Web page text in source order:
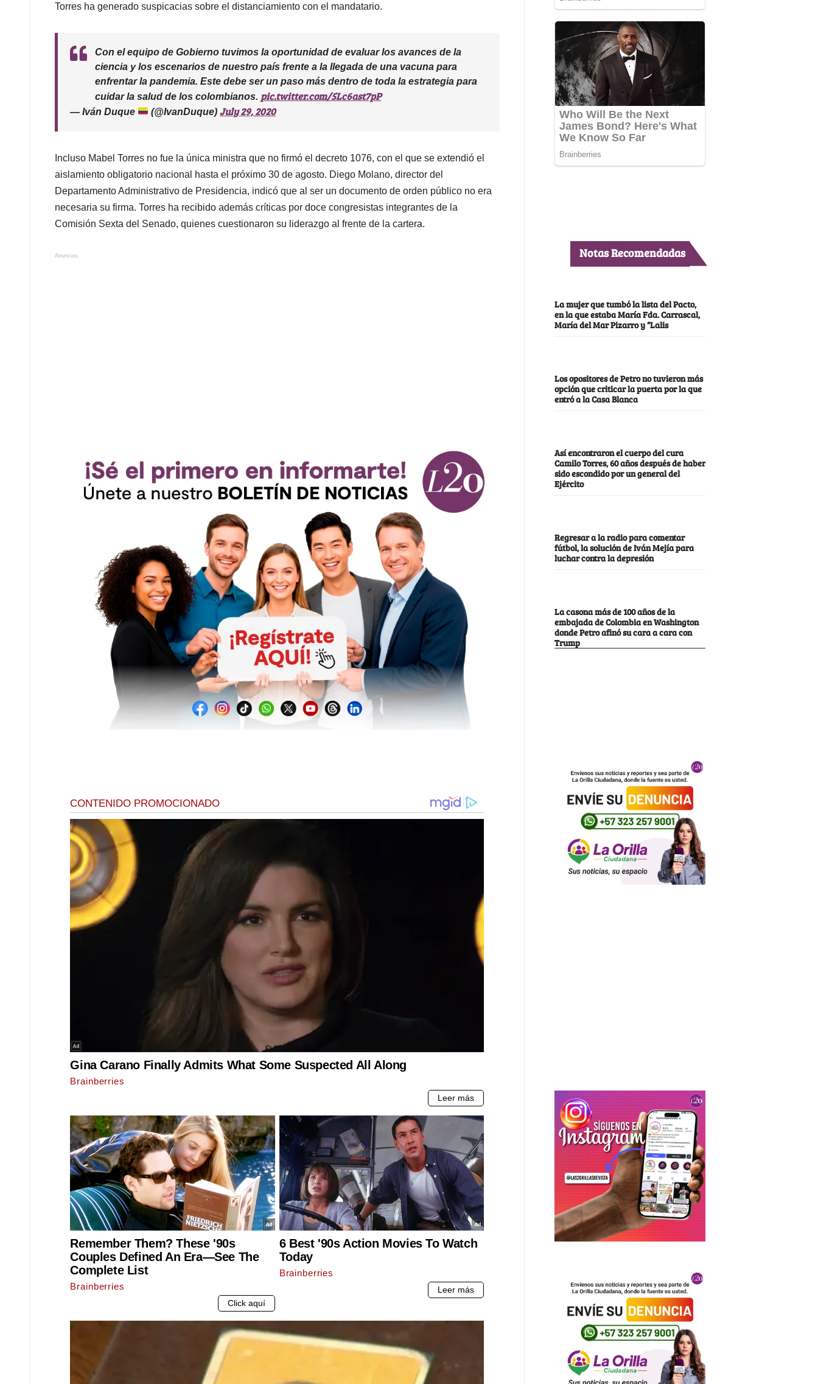
Torres ha generado suspicacias sobre el distanciamiento con el mandatario.
Con el equipo de Gobierno tuvimos la oportunidad de evaluar los avances de la
ciencia y los escenarios de nuestro país frente a la llegada de una vacuna para
enfrentar la pandemia. Este debe ser un paso más dentro de toda la estrategia para
cuidar la salud de los colombianos. pic.twitter.com/5Lc6ast7pP
— Iván Duque (@IvanDuque)July 29, 2020
Incluso Mabel Torres no fue la única ministra que no firmó el decreto 1076, con el que se extendió el
aislamiento obligatorio nacional hasta el próximo 30 de agosto. Diego Molano, director del
Departamento Administrativo de Presidencia, indicó que al ser un documento de orden público no era
necesaria su firma. Torres ha recibido además críticas por doce congresistas integrantes de la
Comisión Sexta del Senado, quienes cuestionaron su liderazgo al frente de la cartera.
Anuncios. Notas Recomendadas
La mujer que tumbó la lista del Pacto,
en la que estaba María Fda. Carrascal,
María del Mar Pizarro y “Lalis
Los opositores de Petro no tuvieron más
opción que criticar la puerta por la que
entró a la Casa Blanca
Así encontraron el cuerpo del cura
Camilo Torres, 60 años después de haber
sido escondido por un general del
Ejército
Regresar a la radio para comentar
fútbol, la solución de Iván Mejía para
luchar contra la depresión
La casona más de 100 años de la
embajada de Colombia en Washington
donde Petro afinó su cara a cara con
Trump